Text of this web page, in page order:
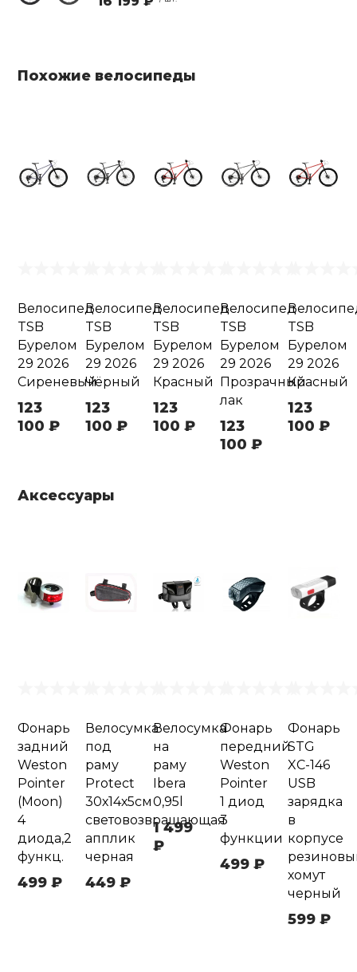
Похожие велосипеды
Велосипед
TSB
Бурелом
29 2026
Сиреневый
123
100 ₽
Велосипед
TSB
Бурелом
29 2026
Чёрный
123
100 ₽
Велосипед
TSB
Бурелом
29 2026
Красный
123
100 ₽
Велосипед
TSB
Бурелом
29 2026
Прозрачный
лак
123
100 ₽
TSB
Бурелом
29 2026
Красный
123
100 ₽
Аксессуары
Фонарь
задний
Weston
Pointer
(Moon)
4
диода,2
функц.
499 ₽
Велосумка
под
раму
Protect
30х14х5см
световозвращающая
апплик
черная
449 ₽
Велосумка
на
раму
Ibera
0,95l
1 499
₽
Фонарь
передний
Weston
Pointer
1 диод
3
функции
499 ₽
Фонарь
STG
XC-146
USB
зарядка
в
корпусе
хомут
черный
599 ₽